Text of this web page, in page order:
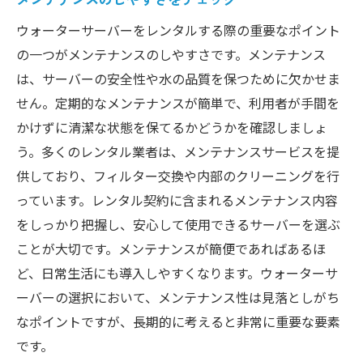
ウォーターサーバーをレンタルする際の重要なポイント
の一つがメンテナンスのしやすさです。メンテナンス
は、サーバーの安全性や水の品質を保つために欠かせま
せん。定期的なメンテナンスが簡単で、利用者が手間を
かけずに清潔な状態を保てるかどうかを確認しましょ
う。多くのレンタル業者は、メンテナンスサービスを提
供しており、フィルター交換や内部のクリーニングを行
っています。レンタル契約に含まれるメンテナンス内容
をしっかり把握し、安心して使用できるサーバーを選ぶ
ことが大切です。メンテナンスが簡便であればあるほ
ど、日常生活にも導入しやすくなります。ウォーターサ
ーバーの選択において、メンテナンス性は見落としがち
なポイントですが、長期的に考えると非常に重要な要素
です。